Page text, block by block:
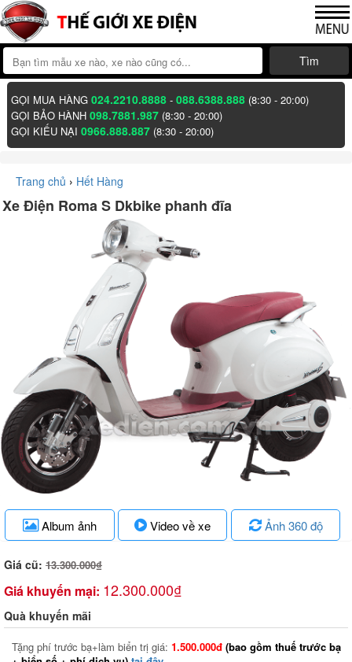
Tìm
GỌI MUA HÀNG024.2210.8888 -088.6388.888 (8:30 - 20:00)
GỌI BẢO HÀNH098.7881.987 (8:30 - 20:00)
GỌI KIẾU NẠI0966.888.887 (8:30 - 20:00)
Trang chủ › Hết Hàng
Xe Điện Roma S Dkbike phanh đĩa
Album ảnh Video về xe Ảnh 360 độ
Giá cũ: 13.300.000₫
Giá khuyến mại: 12.300.000₫
Quà khuyến mãi
Tặng phí trước bạ+làm biển trị giá: 1.500.000đ (bao gồm thuế trước bạ